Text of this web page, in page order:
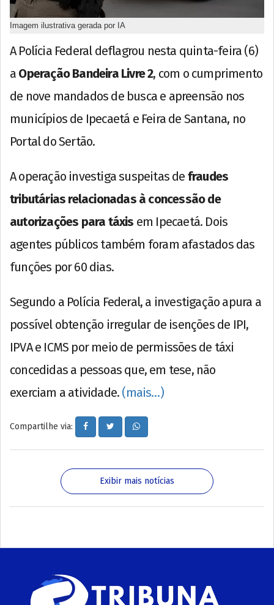
Imagem ilustrativa gerada por IA
A Polícia Federal deflagrou nesta quinta-feira (6)
a Operação Bandeira Livre 2, com o cumprimento
de nove mandados de busca e apreensão nos
municípios de Ipecaetá e Feira de Santana, no
Portal do Sertão.
A operação investiga suspeitas de fraudes
tributárias relacionadas à concessão de
autorizações para táxis em Ipecaetá. Dois
agentes públicos também foram afastados das
funções por 60 dias.
Segundo a Polícia Federal, a investigação apura a
possível obtenção irregular de isenções de IPI,
IPVA e ICMS por meio de permissões de táxi
concedidas a pessoas que, em tese, não
exerciam a atividade. (mais…)
Compartilhe via:
Exibir mais notícias